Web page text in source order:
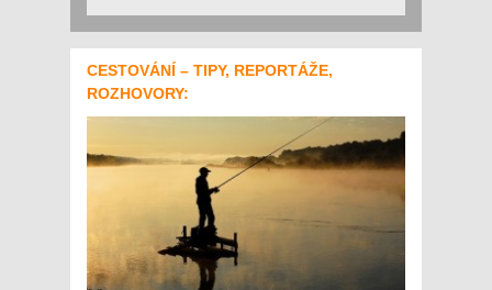
CESTOVÁNÍ – TIPY, REPORTÁŽE,
ROZHOVORY: